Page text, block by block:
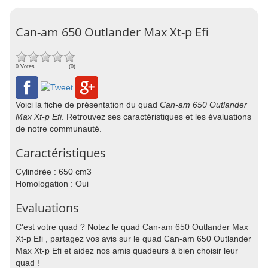
Can-am 650 Outlander Max Xt-p Efi
0 Votes (0)
Voici la fiche de présentation du quad Can-am 650 Outlander
Max Xt-p Efi. Retrouvez ses caractéristiques et les évaluations
de notre communauté.
Caractéristiques
Cylindrée : 650 cm3
Homologation : Oui
Evaluations
C'est votre quad ? Notez le quad Can-am 650 Outlander Max
Xt-p Efi , partagez vos avis sur le quad Can-am 650 Outlander
Max Xt-p Efi et aidez nos amis quadeurs à bien choisir leur
quad !